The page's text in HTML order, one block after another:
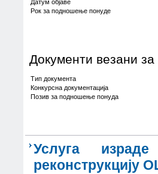
Датум објаве
Рок за подношење понуде
Документи везани за
Тип документа
Конкурсна документација
Позив за подношење понуда
Услуга
реконструкцију